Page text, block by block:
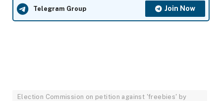
Telegram Group Join Now
Election Commission on petition against 'freebies' by